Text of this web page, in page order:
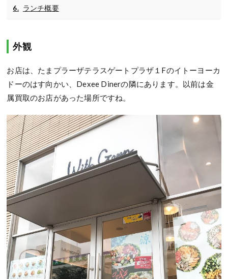
ランチ概要
外観
お店は、たまプラーザテラスゲートプラザ１Fのイトーヨーカ
ドーのはす向かい、Dexee Dinerの隣にあります。以前は金
属買取のお店があった場所ですね。